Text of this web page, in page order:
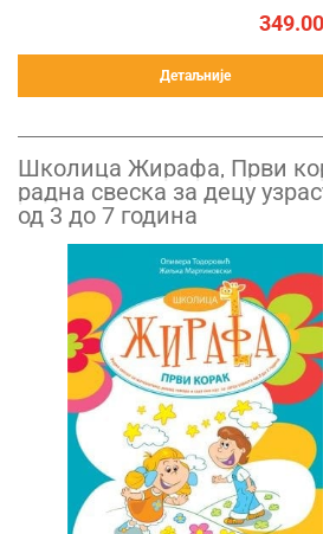
349.00
Детаљније
Школица Жирафа, Први
радна свеска за децу
од 3 до 7 година